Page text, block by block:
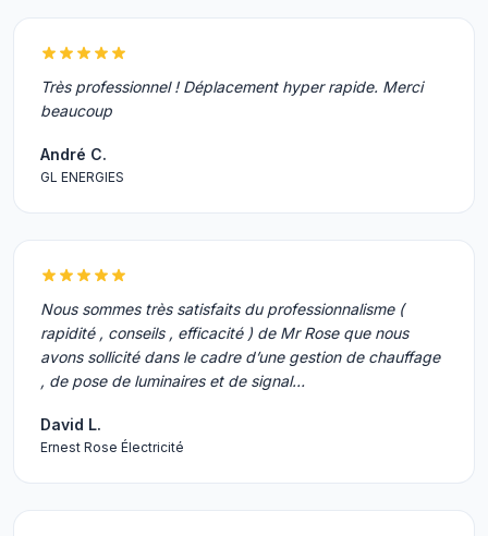
Très professionnel ! Déplacement hyper rapide. Merci
beaucoup
André C.
GL ENERGIES
Nous sommes très satisfaits du professionnalisme (
rapidité , conseils , efficacité ) de Mr Rose que nous
avons sollicité dans le cadre d’une gestion de chauffage
, de pose de luminaires et de signal…
David L.
Ernest Rose Électricité